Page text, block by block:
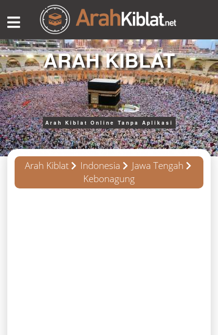
ARAH KIBLAT
Arah Kiblat Online Tanpa Aplikasi
Arah Kiblat Indonesia
Jawa Tengah
Kebonagung